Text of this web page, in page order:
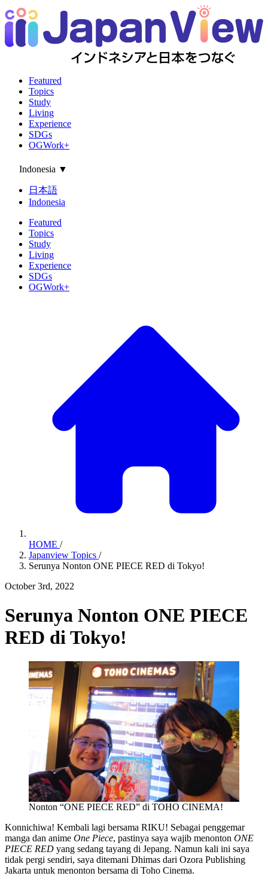
Featured
Topics
Study
Living
Experience
SDGs
OGWork+
Indonesia ▼
日本語
Indonesia
Featured
Topics
Study
Living
Experience
SDGs
OGWork+
HOME /
Japanview Topics /
Serunya Nonton ONE PIECE RED di Tokyo!
October 3rd, 2022
Serunya Nonton ONE PIECE
RED di Tokyo!
Nonton “ONE PIECE RED” di TOHO CINEMA!
Konnichiwa! Kembali lagi bersama RIKU! Sebagai penggemar
manga dan anime One Piece, pastinya saya wajib menonton ONE
PIECE RED yang sedang tayang di Jepang. Namun kali ini saya
tidak pergi sendiri, saya ditemani Dhimas dari Ozora Publishing
Jakarta untuk menonton bersama di Toho Cinema.